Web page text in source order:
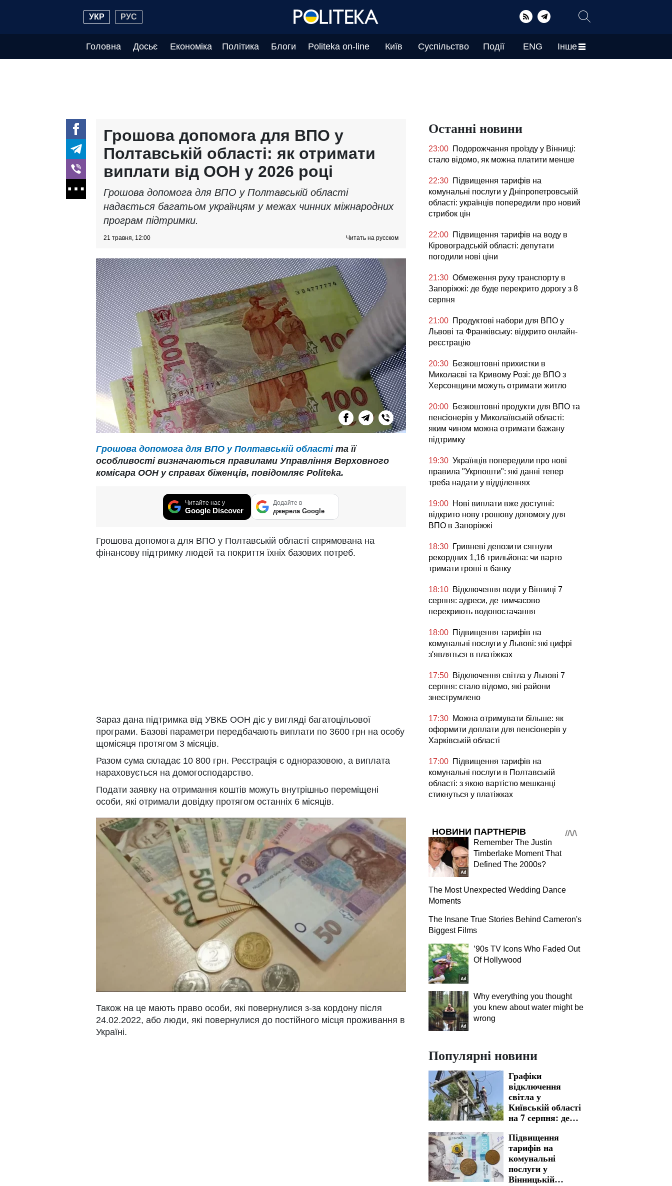
УКР РУС
Головна Досьє Економіка Політика Блоги Politeka on-line Київ Суспільство Події ENG Інше
Грошова допомога для ВПО у
Полтавській області: як отримати
виплати від ООН у 2026 році
Грошова допомога для ВПО у Полтавській області
надається багатьом українцям у межах чинних міжнародних
програм підтримки.
21 травня, 12:00 Читать на русском
Грошова допомога для ВПО у Полтавській областіта її
особливості визначаються правилами Управління Верховного
комісара ООН у справах біженців, повідомляє Politeka.
Читайте нас у
Google Discover
Додайте в
джерела Google
Грошова допомога для ВПО у Полтавській області спрямована на
фінансову підтримку людей та покриття їхніх базових потреб.
Зараз дана підтримка від УВКБ ООН діє у вигляді багатоцільової
програми. Базові параметри передбачають виплати по 3600 грн на особу
щомісяця протягом 3 місяців.
Разом сума складає 10 800 грн. Реєстрація є одноразовою, а виплата
нараховується на домогосподарство.
Подати заявку на отримання коштів можуть внутрішньо переміщені
особи, які отримали довідку протягом останніх 6 місяців.
Також на це мають право особи, які повернулися з-за кордону після
24.02.2022, або люди, які повернулися до постійного місця проживання в
Україні.
Останні новини
23:00 Подорожчання проїзду у Вінниці:
стало відомо, як можна платити менше
22:30 Підвищення тарифів на
комунальні послуги у Дніпропетровській
області: українців попередили про новий
стрибок цін
22:00 Підвищення тарифів на воду в
Кіровоградській області: депутати
погодили нові ціни
21:30 Обмеження руху транспорту в
Запоріжжі: де буде перекрито дорогу з 8
серпня
21:00 Продуктові набори для ВПО у
Львові та Франківську: відкрито онлайн-
реєстрацію
20:30 Безкоштовні прихистки в
Миколаєві та Кривому Розі: де ВПО з
Херсонщини можуть отримати житло
20:00 Безкоштовні продукти для ВПО та
пенсіонерів у Миколаївській області:
яким чином можна отримати бажану
підтримку
19:30 Українців попередили про нові
правила "Укрпошти": які данні тепер
треба надати у відділеннях
19:00 Нові виплати вже доступні:
відкрито нову грошову допомогу для
ВПО в Запоріжжі
18:30 Гривневі депозити сягнули
рекордних 1,16 трильйона: чи варто
тримати гроші в банку
18:10 Відключення води у Вінниці 7
серпня: адреси, де тимчасово
перекриють водопостачання
18:00 Підвищення тарифів на
комунальні послуги у Львові: які цифрі
з'являться в платіжках
17:50 Відключення світла у Львові 7
серпня: стало відомо, які райони
знеструмлено
17:30 Можна отримувати більше: як
оформити доплати для пенсіонерів у
Харківській області
17:00 Підвищення тарифів на
комунальні послуги в Полтавській
області: з якою вартістю мешканці
стикнуться у платіжках
НОВИНИ ПАРТНЕРІВ
Remember The Justin
Timberlake Moment That
Defined The 2000s?
The Most Unexpected Wedding Dance
Moments
The Insane True Stories Behind Cameron's
Biggest Films
’90s TV Icons Who Faded Out
Of Hollywood
Why everything you thought
you knew about water might be
wrong
Популярні новини
Графіки
відключення
світла у
Київській області
на 7 серпня: де
готовими до
тривалих
незручностей
Підвищення
тарифів на
комунальні
послуги у
Вінницькій